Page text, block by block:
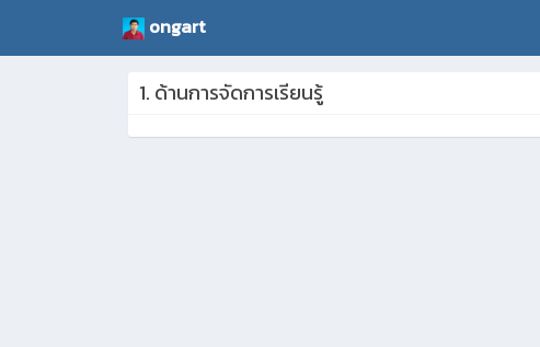
ongart
1. ด้านการจัดการเรียนรู้